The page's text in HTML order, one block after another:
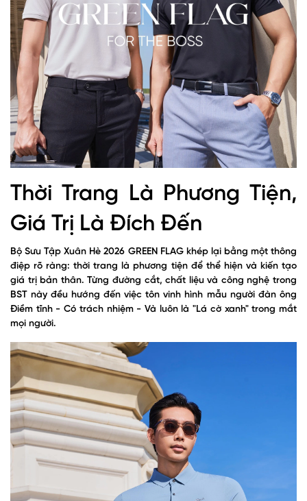
Thời Trang Là Phương Tiện,
Giá Trị Là Đích Đến
Bộ Sưu Tập Xuân Hè 2026 GREEN FLAG khép lại bằng một thông
điệp rõ ràng: thời trang là phương tiện để thể hiện và kiến tạo
giá trị bản thân. Từng đường cắt, chất liệu và công nghệ trong
BST này đều hướng đến việc tôn vinh hình mẫu người đàn ông
Điềm tĩnh - Có trách nhiệm - Và luôn là "Lá cờ xanh" trong mắt
mọi người.